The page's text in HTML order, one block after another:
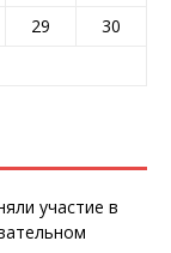
29
30
участие в